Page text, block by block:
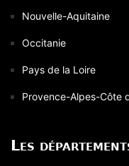
Nouvelle-Aquitaine
Occitanie
Pays de la Loire
Provence-Alpes-Côte
Les